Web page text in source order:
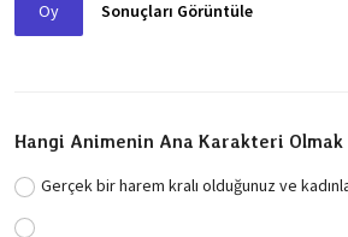
Oy Sonuçları Görüntüle
Hangi Animenin Ana Karakteri
Gerçek bir harem kralı olduğunuz ve